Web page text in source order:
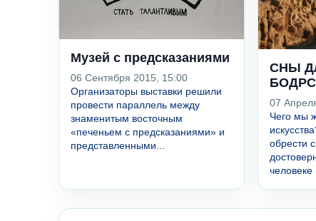
Музей с предсказаниями
06 Сентября 2015, 15:00
Организаторы выставки решили
провести параллель между
знаменитым восточным
«печеньем с предсказаниями» и
представленными...
СНЫ
07
Чего мы
обрести
человеке